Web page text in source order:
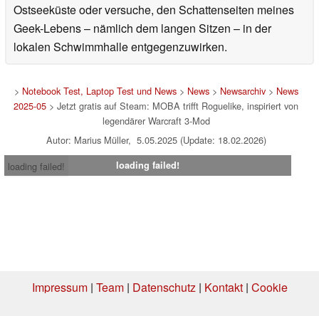
Ostseeküste oder versuche, den Schattenseiten meines
Geek-Lebens – nämlich dem langen Sitzen – in der
lokalen Schwimmhalle entgegenzuwirken.
> Notebook Test, Laptop Test und News> News> Newsarchiv> News
2025-05 > Jetzt gratis auf Steam: MOBA trifft Roguelike, inspiriert von
legendärer Warcraft 3-Mod
Autor: Marius Müller, 5.05.2025 (Update: 18.02.2026)
loading failed!
loading failed!
Impressum| Team| Datenschutz| Kontakt| Cookie